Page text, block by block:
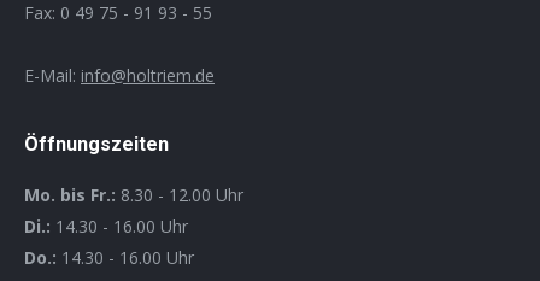
Fax: 0 49 75 - 91 93 - 55
E-Mail: info@holtriem.de
Öffnungszeiten
Mo. bis Fr.: 8.30 - 12.00 Uhr
Di.: 14.30 - 16.00 Uhr
Do.: 14.30 - 16.00 Uhr